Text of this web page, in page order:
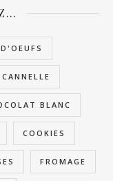
CANNELLE
BLANC
COOKIES
FROMAGE